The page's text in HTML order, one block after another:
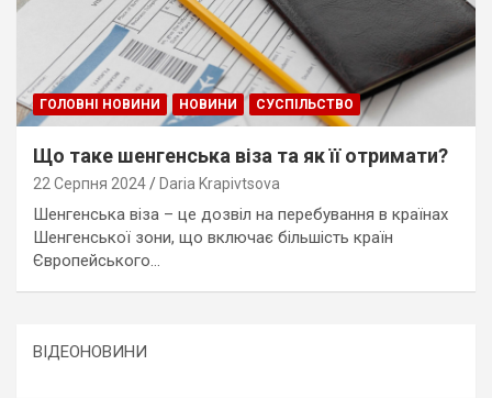
ГОЛОВНІ НОВИНИ НОВИНИ СУСПІЛЬСТВО
Що таке шенгенська віза та як її отримати?
22 Серпня 2024 Daria Krapivtsova
Шенгенська віза – це дозвіл на перебування в країнах
Шенгенської зони, що включає більшість країн
Європейського…
ВІДЕОНОВИНИ